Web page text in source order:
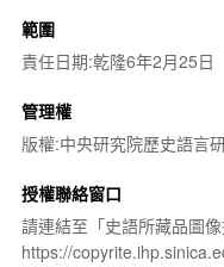
範圍
責任日期:乾隆6年2月25日
管理權
版權:中央研究院歷史語言
授權聯絡窗口
請連結至「史語所藏品圖
https://